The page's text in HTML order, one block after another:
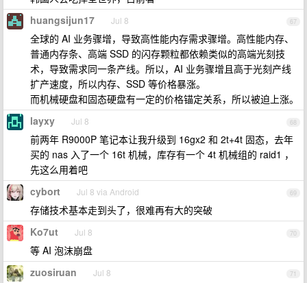
67
huangsijun17 Jul 8
全球的 AI 业务骤增，导致高性能内存需求骤增。高性能内存、
普通内存条、高端 SSD 的闪存颗粒都依赖类似的高端光刻技
术，导致需求同一条产线。所以，AI 业务骤增且高于光刻产线
扩产速度，所以内存、SSD 等价格暴涨。
而机械硬盘和固态硬盘有一定的价格锚定关系，所以被迫上涨。
68
layxy Jul 8
前两年 R9000P 笔记本让我升级到 16gx2 和 2t+4t 固态，去年
买的 nas 入了一个 16t 机械，库存有一个 4t 机械组的 raid1 ，
先这么用着吧
69
cybort Jul 8 via Android
存储技术基本走到头了，很难再有大的突破
70
Ko7ut Jul 8
等 AI 泡沫崩盘
71
zuosiruan Jul 8